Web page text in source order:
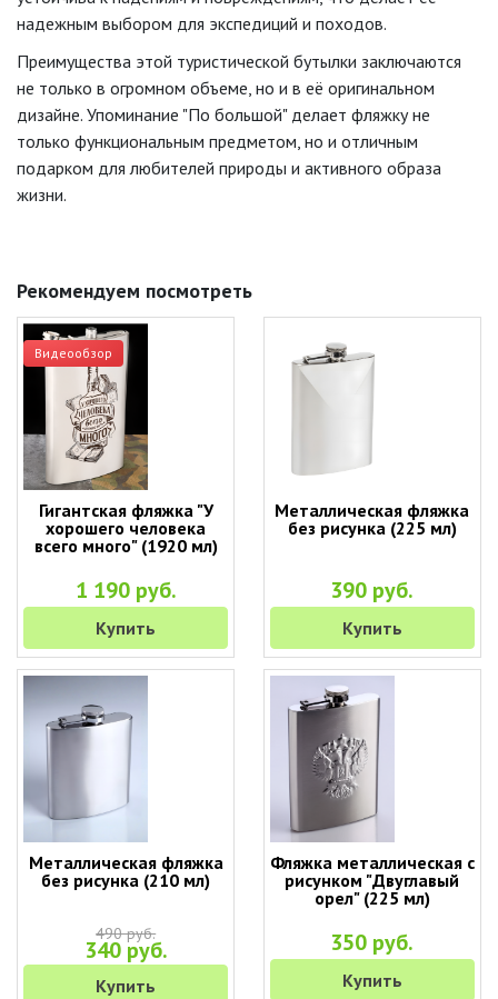
надежным выбором для экспедиций и походов.
Преимущества этой туристической бутылки заключаются
не только в огромном объеме, но и в её оригинальном
дизайне. Упоминание "По большой" делает фляжку не
только функциональным предметом, но и отличным
подарком для любителей природы и активного образа
жизни.
Рекомендуем посмотреть
Видеообзор
Гигантская фляжка "У
хорошего человека
всего много" (1920 мл)
1 190 руб.
Купить
Металлическая фляжка
без рисунка (225 мл)
390 руб.
Купить
Металлическая фляжка
без рисунка (210 мл)
490 руб.
340 руб.
Купить
Фляжка металлическая с
рисунком "Двуглавый
орел" (225 мл)
350 руб.
Купить